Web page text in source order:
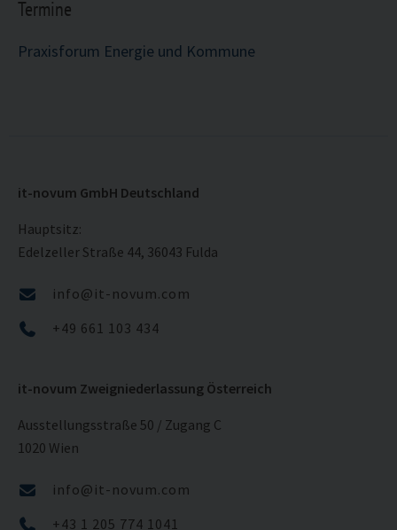
Termine
Praxisforum Energie und Kommune
it-novum GmbH Deutschland
Hauptsitz:
Edelzeller Straße 44, 36043 Fulda
info@it-novum.com
+49 661 103 434
it-novum Zweigniederlassung Österreich
Ausstellungsstraße 50 / Zugang C
1020 Wien
info@it-novum.com
+43 1 205 774 1041